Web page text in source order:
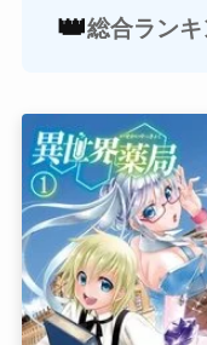
👑総合ランキ